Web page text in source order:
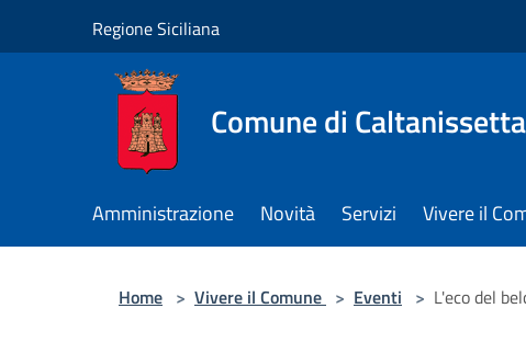
Regione Siciliana
Comune di Caltanissetta
Amministrazione Novità Servizi Vivere il
Home > Vivere il Comune > Eventi > L'eco del